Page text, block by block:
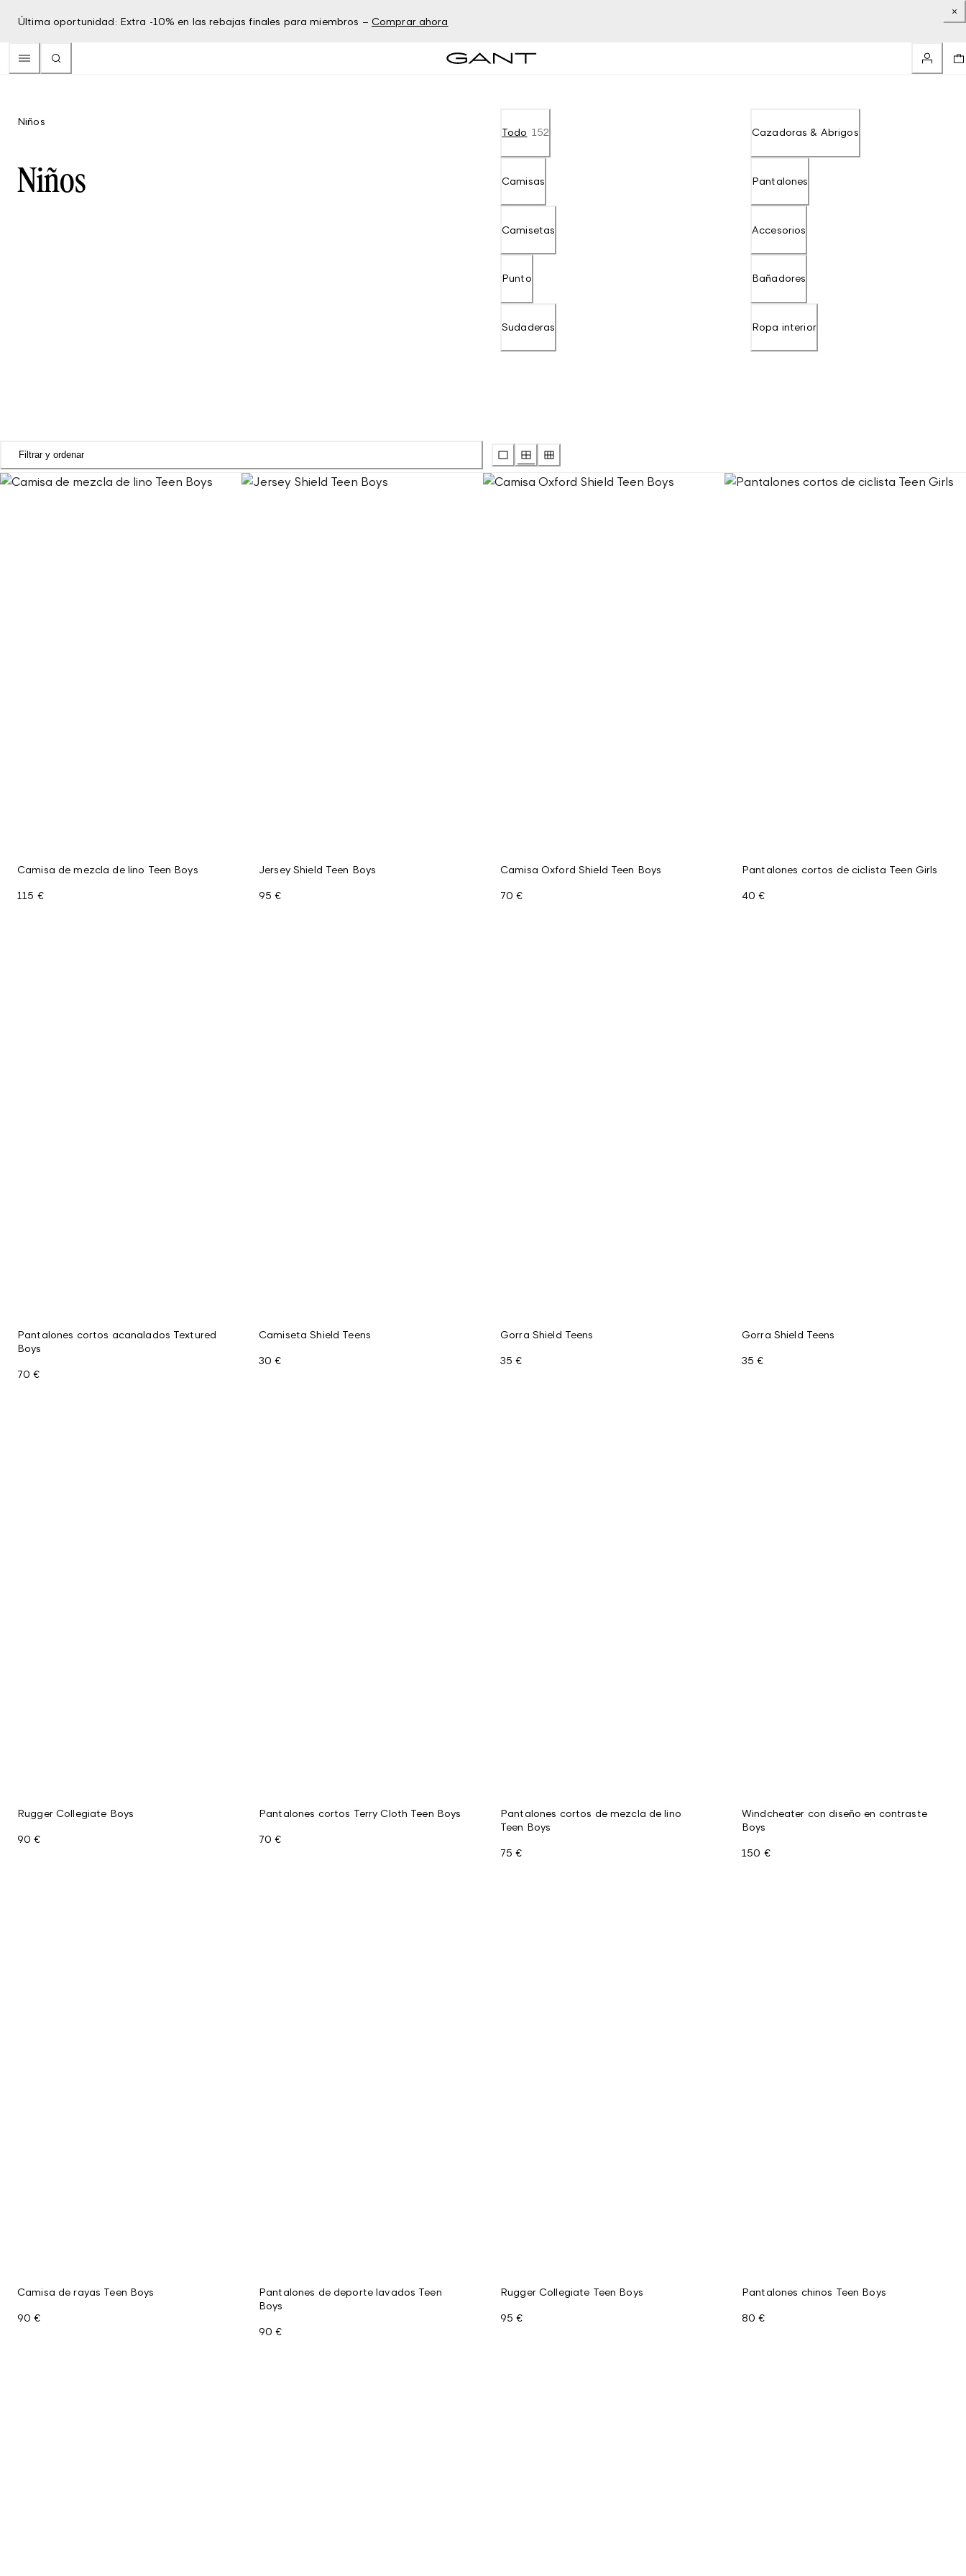
Última oportunidad: Extra -10% en las rebajas finales para miembros – Comprar ahora
Niños
Niños
Todo 152
Camisas
Camisetas
Punto
Sudaderas
Cazadoras & Abrigos
Pantalones
Accesorios
Bañadores
Ropa interior
Filtrar y ordenar
Camisa de mezcla de lino Teen Boys
115 €
Jersey Shield Teen Boys
95 €
Camisa Oxford Shield Teen Boys
70 €
Pantalones cortos de ciclista Teen Girls
40 €
Pantalones cortos acanalados Textured
Boys
70 €
Camiseta Shield Teens
30 €
Gorra Shield Teens
35 €
Gorra Shield Teens
35 €
Rugger Collegiate Boys
90 €
Pantalones cortos Terry Cloth Teen Boys
70 €
Pantalones cortos de mezcla de lino
Teen Boys
75 €
Windcheater con diseño en contraste
Boys
150 €
Camisa de rayas Teen Boys
90 €
Pantalones de deporte lavados Teen
Boys
90 €
Rugger Collegiate Teen Boys
95 €
Pantalones chinos Teen Boys
80 €